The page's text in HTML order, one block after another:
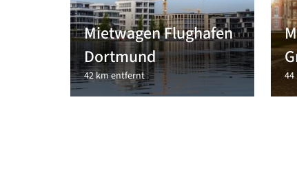
Mietwagen Flughafen
Dortmund
42 km entfernt